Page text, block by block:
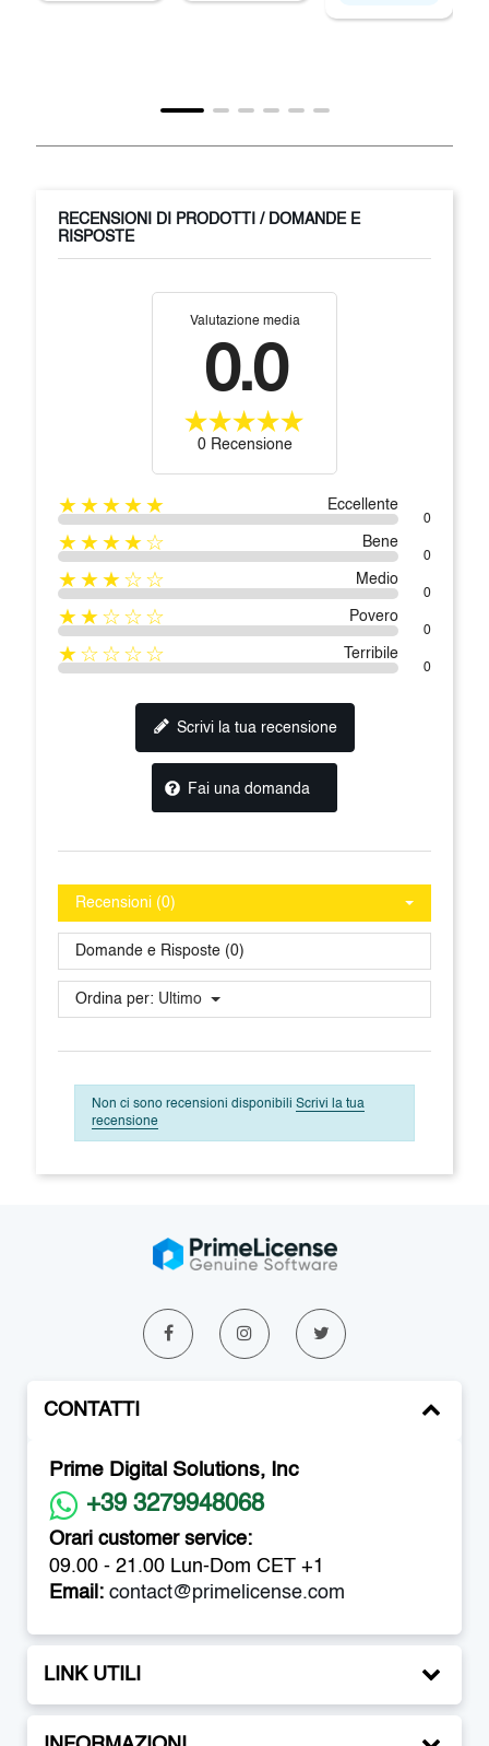
RECENSIONI DI PRODOTTI / DOMANDE E
RISPOSTE
Valutazione media
0.0
0 Recensione
★★★★★ Eccellente
0
★★★★☆ Bene
0
★★★☆☆ Medio
0
★★☆☆☆ Povero
0
★☆☆☆☆ Terribile
0
Scrivi la tua recensione
Fai una domanda
Recensioni (0)
Domande e Risposte (0)
Ordina per: Ultimo
Non ci sono recensioni disponibili Scrivi la tua
recensione
CONTATTI
Prime Digital Solutions, Inc
+39 3279948068
Orari customer service:
09.00 - 21.00 Lun-Dom CET +1
Email: contact@primelicense.com
LINK UTILI